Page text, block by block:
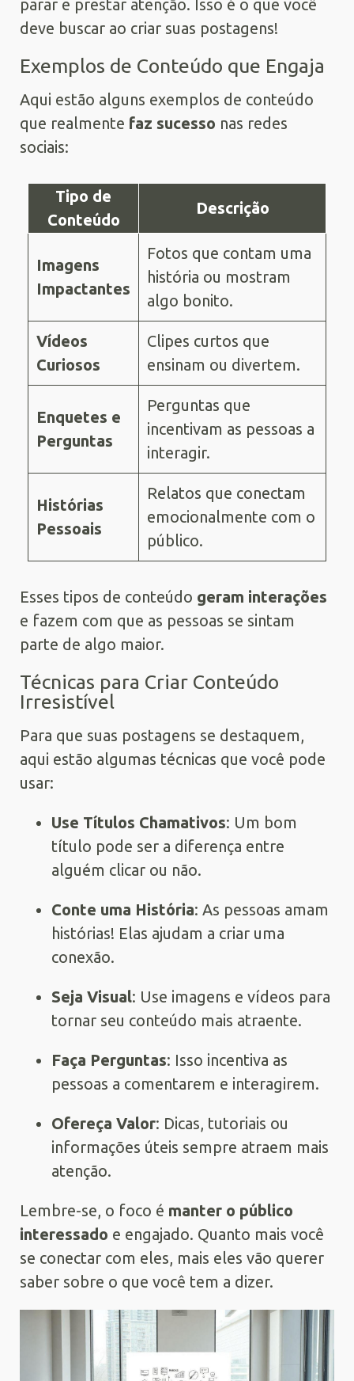
parar e prestar atenção. Isso é o que você
deve buscar ao criar suas postagens!
Exemplos de Conteúdo que Engaja
Aqui estão alguns exemplos de conteúdo
que realmente faz sucesso nas redes
sociais:
Tipo de
Conteúdo
Descrição
Imagens
Impactantes
Fotos que contam uma
história ou mostram
algo bonito.
Vídeos
Curiosos
Clipes curtos que
ensinam ou divertem.
Enquetes e
Perguntas
Perguntas que
incentivam as pessoas a
interagir.
Histórias
Pessoais
Relatos que conectam
emocionalmente com o
público.
Esses tipos de conteúdo geram interações
e fazem com que as pessoas se sintam
parte de algo maior.
Técnicas para Criar Conteúdo
Irresistível
Para que suas postagens se destaquem,
aqui estão algumas técnicas que você pode
usar:
Use Títulos Chamativos: Um bom
título pode ser a diferença entre
alguém clicar ou não.
Conte uma História: As pessoas amam
histórias! Elas ajudam a criar uma
conexão.
Seja Visual: Use imagens e vídeos para
tornar seu conteúdo mais atraente.
Faça Perguntas: Isso incentiva as
pessoas a comentarem e interagirem.
Ofereça Valor: Dicas, tutoriais ou
informações úteis sempre atraem mais
atenção.
Lembre-se, o foco é manter o público
interessado e engajado. Quanto mais você
se conectar com eles, mais eles vão querer
saber sobre o que você tem a dizer.